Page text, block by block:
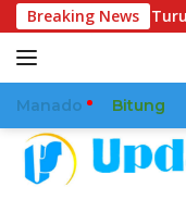
Langsung
ke
konten
Breaking News
Turun Reses,
Manado Bitung